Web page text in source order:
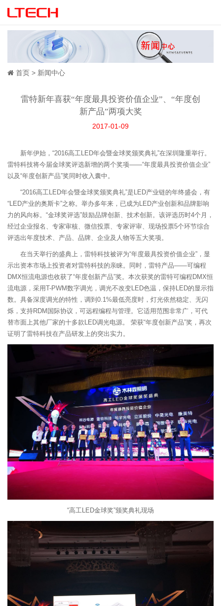
首页 新闻中心
雷特新年喜获“年度最具投资价值企业”、“年度创
新产品”两项大奖
2017-01-09
新年伊始，“2016高工LED年会暨金球奖颁奖典礼”在深圳隆重举行。
雷特科技将今届金球奖评选新增的两个奖项——“年度最具投资价值企业”
以及“年度创新产品”奖同时收入囊中。
“2016高工LED年会暨金球奖颁奖典礼”是LED产业链的年终盛会，有
“LED产业的奥斯卡”之称。举办多年来，已成为LED产业创新和品牌影响
力的风向标。“金球奖评选”鼓励品牌创新、技术创新。该评选历时4个月，
经过企业报名、专家审核、微信投票、专家评审、现场投票5个环节综合
评选出年度技术、产品、品牌、企业及人物等五大奖项。
在当天举行的盛典上，雷特科技被评为“年度最具投资价值企业”，显
示出资本市场上投资者对雷特科技的亲睐。同时，雷特产品——可编程
DMX恒流电源也收获了“年度创新产品”奖。本次获奖的雷特可编程DMX恒
流电源，采用T-PWM数字调光，调光不改变LED色温，保持LED的显示指
数。具备深度调光的特性，调到0.1%最低亮度时，灯光依然稳定、无闪
烁，支持RDM国际协议，可远程编程与管理。它适用范围非常广，可代
替市面上其他厂家的十多款LED调光电源。 荣获“年度创新产品”奖，再次
证明了雷特科技在产品研发上的突出实力。
“高工LED金球奖”颁奖典礼现场